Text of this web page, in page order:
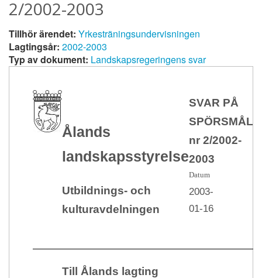
2/2002-2003
Tillhör ärendet: Yrkesträningsundervisningen
Lagtingsår: 2002-2003
Typ av dokument: Landskapsregeringens svar
Ålands
landskapsstyrelse
SVAR PÅ
SPÖRSMÅL
nr 2/2002-
2003
Datum
Utbildnings- och
kulturavdelningen
2003-
01-16
Till Ålands lagting